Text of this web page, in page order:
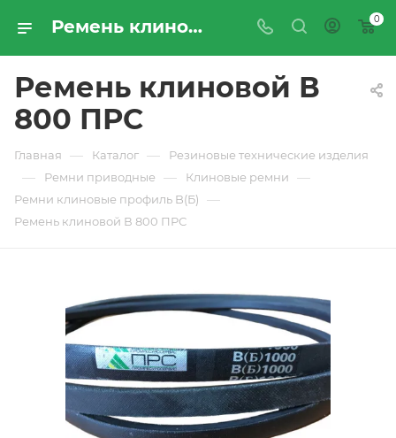
Ремень клиновой В 800 ПРС - купить по цене производителя с доставкой по Москве и России | ПРОМРЕСУРССЕРВИС 0
Ремень клиновой В
800 ПРС
Главная — Каталог — Резиновые технические изделия
— Ремни приводные — Клиновые ремни —
Ремни клиновые профиль B(Б) —
Ремень клиновой В 800 ПРС